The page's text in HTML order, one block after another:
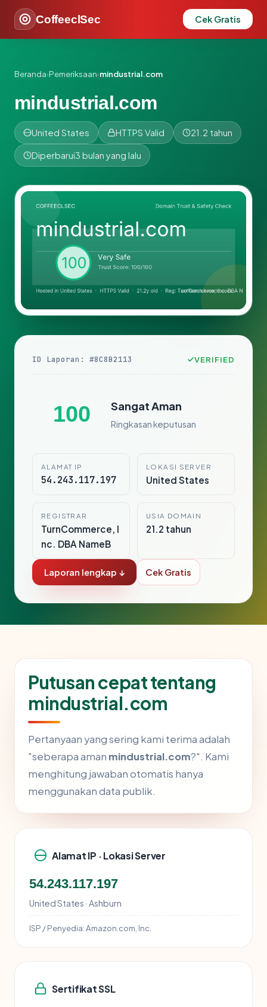
CoffeeclSec Cek Gratis
Beranda›Pemeriksaan›mindustrial.com
mindustrial.com
United States HTTPS Valid 21.2 tahun
Diperbarui3 bulan yang lalu
ID Laporan: #8C8B2113 VERIFIED
100 Sangat Aman
Ringkasan keputusan
ALAMAT IP
54.243.117.197
LOKASI SERVER
United States
REGISTRAR
TurnCommerce, I
nc. DBA NameB
USIA DOMAIN
21.2 tahun
Laporan lengkap ↓ Cek Gratis
Putusan cepat tentang
mindustrial.com
Pertanyaan yang sering kami terima adalah
"seberapa aman mindustrial.com?". Kami
menghitung jawaban otomatis hanya
menggunakan data publik.
Alamat IP · Lokasi Server
54.243.117.197
United States · Ashburn
ISP / Penyedia:Amazon.com, Inc.
Sertifikat SSL